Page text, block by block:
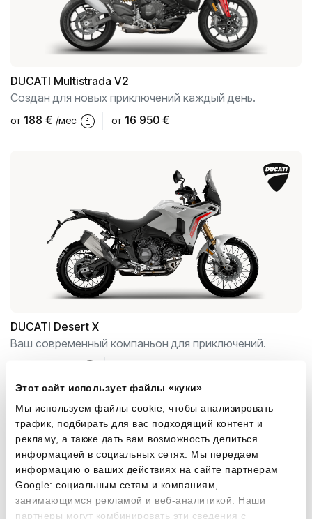
Этот сайт использует файлы «куки»
Мы используем файлы cookie, чтобы анализировать
трафик, подбирать для вас подходящий контент и
рекламу, а также дать вам возможность делиться
информацией в социальных сетях. Мы передаем
информацию о ваших действиях на сайте партнерам
Google: социальным сетям и компаниям,
занимающимся рекламой и веб-аналитикой. Наши
партнеры могут комбинировать эти сведения с
DUCATI Multistrada V2
Создан для новых приключений каждый день.
от 188 € /мес от 16 950 €
DUCATI Desert X
Ваш современный компаньон для приключений.